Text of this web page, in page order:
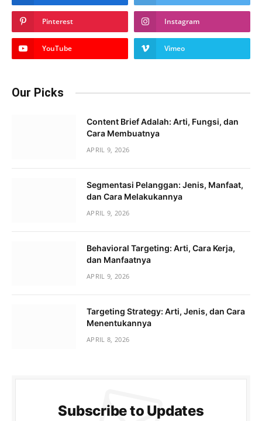
Pinterest Instagram
YouTube Vimeo
Our Picks
Content Brief Adalah: Arti, Fungsi, dan
Cara Membuatnya
APRIL 9, 2026
Segmentasi Pelanggan: Jenis, Manfaat,
dan Cara Melakukannya
APRIL 9, 2026
Behavioral Targeting: Arti, Cara Kerja,
dan Manfaatnya
APRIL 9, 2026
Targeting Strategy: Arti, Jenis, dan Cara
Menentukannya
APRIL 8, 2026
Subscribe to Updates